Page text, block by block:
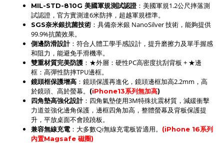
MIL-STD-810G 美國軍規測試認證 ：美國軍規1.2公尺摔落測
試認證，官方實測達6米防摔，超越軍規標準。
SGS奈米銀抗菌技術 ：具備奈米銀 NanoSilver 技術，能夠提供
99.9%抗菌效果。
側邊防滑設計：符合人體工學手感設計，提升磨擦力及單手握感
和阻力，能避免手滑機率。
雙重材質完美防護 ：★外層：硬性PC高密度抗刮背板 + ★邊
框：高彈性防摔TPU邊框。
鏡頭框保護增高 ：鏡頭保護再進化，鏡頭邊框加高2.2mm，高
於鏡頭、高於螢幕。
(iPhone13系列無加高)
四角墊高強化設計：四角氣墊使用3M特殊抗震材質，減緩衝擊
力道並強化邊角保護， 邊框四角加高， 整體螢幕及背板保護提
升 ，平放桌面不會蹺蹺板。
兼容無線充電 ： 大多數Qi無線充電板皆適用。 (iPhone 16系列
內置Magsafe 磁圈)